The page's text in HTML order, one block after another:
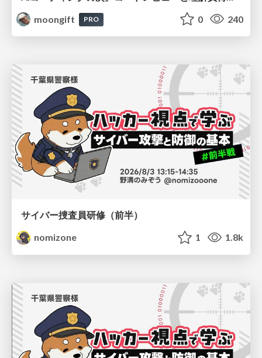
moongift
PRO 0 240
サイバー捜査員研修（前半）
nomizone
1 1.8k